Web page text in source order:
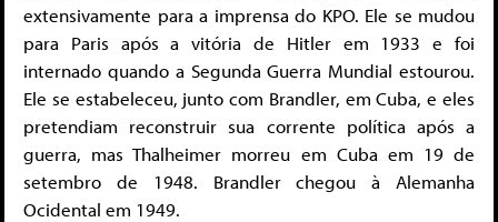
extensivamente para a imprensa do KPO. Ele se mudou
para Paris após a vitória de Hitler em 1933 e foi
internado quando a Segunda Guerra Mundial estourou.
Ele se estabeleceu, junto com Brandler, em Cuba, e eles
pretendiam reconstruir sua corrente política após a
guerra, mas Thalheimer morreu em Cuba em 19 de
setembro de 1948. Brandler chegou à Alemanha
Ocidental em 1949.